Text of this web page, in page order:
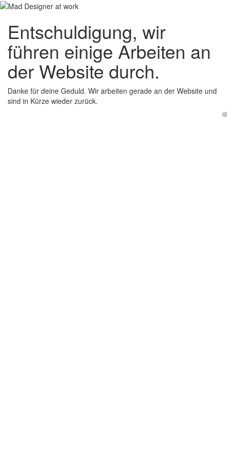
Entschuldigung, wir
führen einige Arbeiten an
der Website durch.
Danke für deine Geduld. Wir arbeiten gerade an der Website und
sind in Kürze wieder zurück.